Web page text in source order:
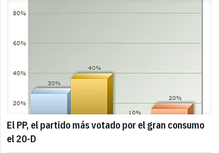
El PP, el partido más votado por el gran consumo
el 20-D